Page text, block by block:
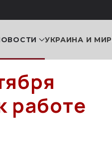
УКРАИНА И МИР
работе